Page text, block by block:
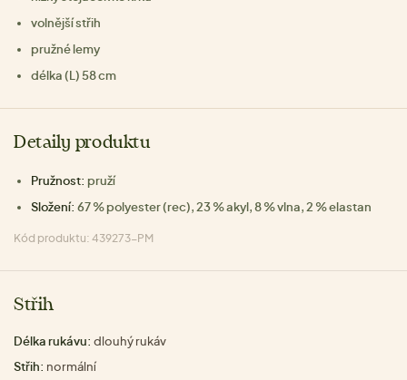
volnější střih
pružné lemy
délka (L) 58 cm
Detaily produktu
Pružnost: pruží
Složení: 67 % polyester (rec), 23 % akyl, 8 % vlna, 2 % elastan
Kód produktu: 439273-PM
Střih
Délka rukávu: dlouhý rukáv
Střih: normální